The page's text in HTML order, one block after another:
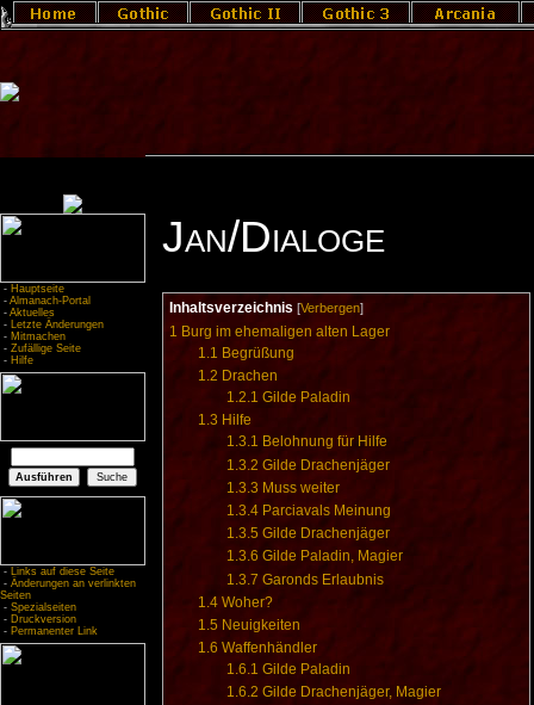
- Hauptseite
- Almanach-Portal
- Aktuelles
- Letzte Änderungen
- Mitmachen
- Zufällige Seite
- Hilfe
- Links auf diese Seite
- Änderungen an verlinkten
Seiten
- Spezialseiten
- Druckversion
- Permanenter Link
Jan/Dialoge
Inhaltsverzeichnis [Verbergen]
1 Burg im ehemaligen alten Lager
1.1 Begrüßung
1.2 Drachen
1.2.1 Gilde Paladin
1.3 Hilfe
1.3.1 Belohnung für Hilfe
1.3.2 Gilde Drachenjäger
1.3.3 Muss weiter
1.3.4 Parciavals Meinung
1.3.5 Gilde Drachenjäger
1.3.6 Gilde Paladin, Magier
1.3.7 Garonds Erlaubnis
1.4 Woher?
1.5 Neuigkeiten
1.6 Waffenhändler
1.6.1 Gilde Paladin
1.6.2 Gilde Drachenjäger, Magier